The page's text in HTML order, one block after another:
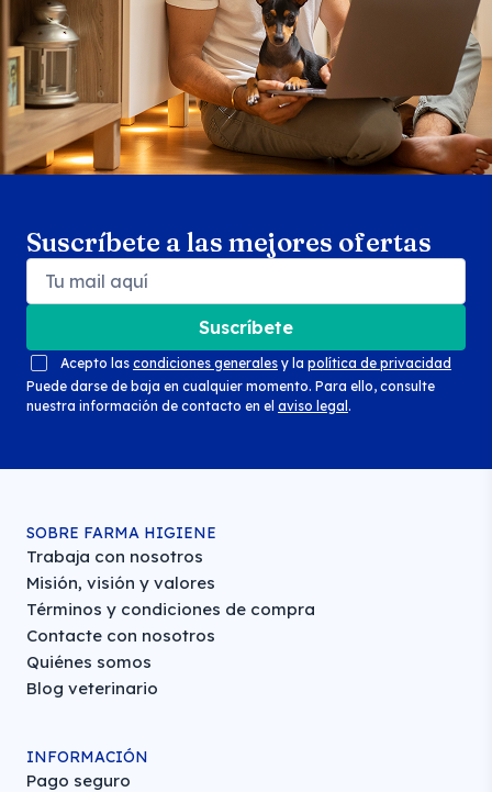
Suscríbete a las mejores ofertas
Suscríbete
Acepto las condiciones generales y la política de privacidad
Puede darse de baja en cualquier momento. Para ello, consulte
nuestra información de contacto en el aviso legal .
Search products
SOBRE FARMA HIGIENE
Trabaja con nosotros
Misión, visión y valores
Términos y condiciones de compra
Contacte con nosotros
Quiénes somos
Blog veterinario
INFORMACIÓN
Pago seguro